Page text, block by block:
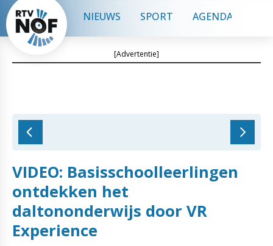
NIEUWS SPORT AGENDA
[Advertentie]
VIDEO: Basisschoolleerlingen
ontdekken het
daltononderwijs door VR
Experience